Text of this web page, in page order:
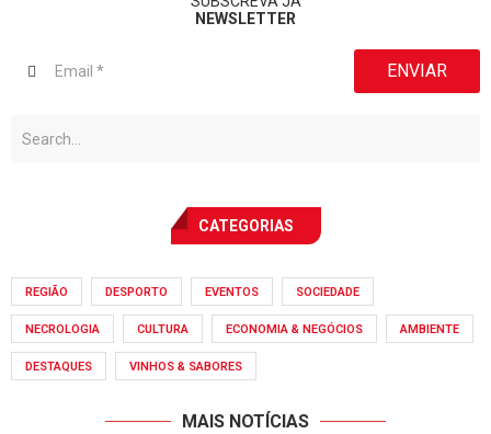
NEWSLETTER
ENVIAR
CATEGORIAS
REGIÃO DESPORTO EVENTOS SOCIEDADE
NECROLOGIA CULTURA ECONOMIA & NEGÓCIOS AMBIENTE
DESTAQUES VINHOS & SABORES
MAIS NOTÍCIAS